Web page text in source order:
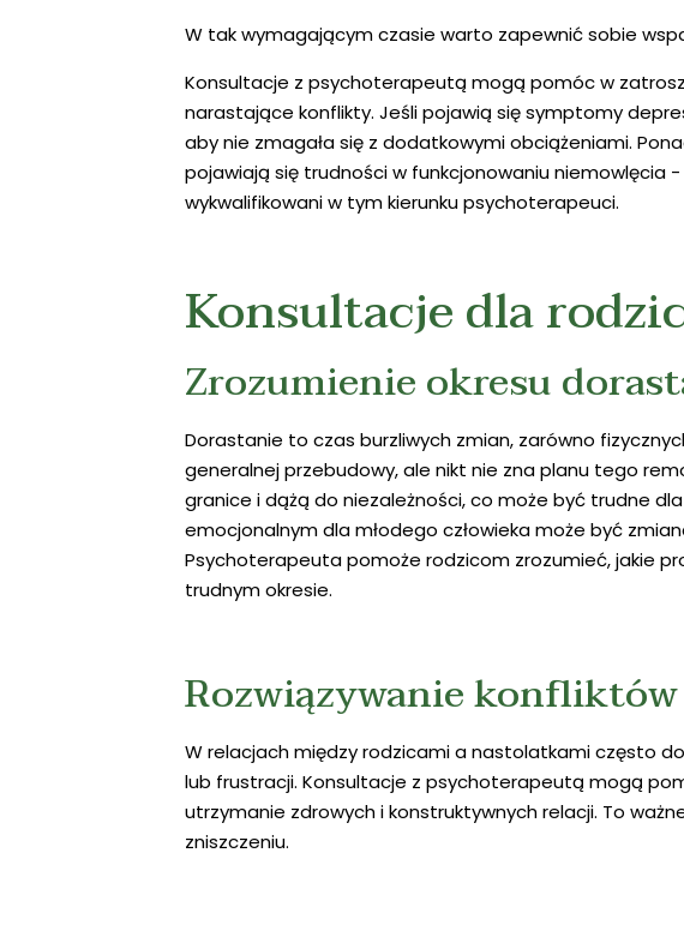
W tak wymagającym czasie warto zapewnić sobie
Konsultacje z psychoterapeutą mogą pomóc w
narastające konflikty. Jeśli pojawią się symptomy
aby nie zmagała się z dodatkowymi obciążeniami.
pojawiają się trudności w funkcjonowaniu
wykwalifikowani w tym kierunku psychoterapeuci.
Konsultacje dla
Zrozumienie okresu
Dorastanie to czas burzliwych zmian, zarówno
generalnej przebudowy, ale nikt nie zna planu tego
granice i dążą do niezależności, co może być trudne
emocjonalnym dla młodego człowieka może być
Psychoterapeuta pomoże rodzicom zrozumieć, jakie
trudnym okresie.
Rozwiązywanie konfliktów
W relacjach między rodzicami a nastolatkami często
lub frustracji. Konsultacje z psychoterapeutą mogą
utrzymanie zdrowych i konstruktywnych relacji. To
zniszczeniu.